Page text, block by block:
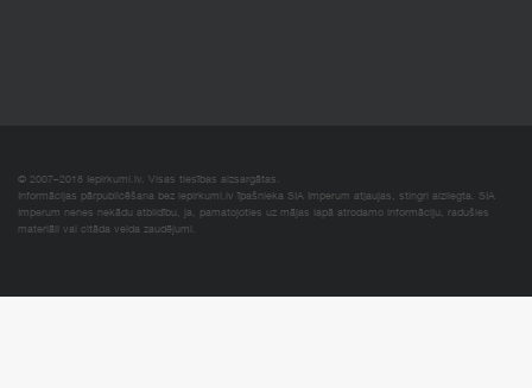
© 2007–2018 Iepirkumi.lv. Visas tiesības aizsargātas.
Informācijas pārpublicēšana bez iepirkumi.lv īpašnieka SIA Imperum atļaujas, stingri aizliegta. SIA
Imperum nenes nekādu atbildību, ja, pamatojoties uz mājas lapā atrodamo informāciju, radušies
materiāli vai citāda veida zaudējumi.